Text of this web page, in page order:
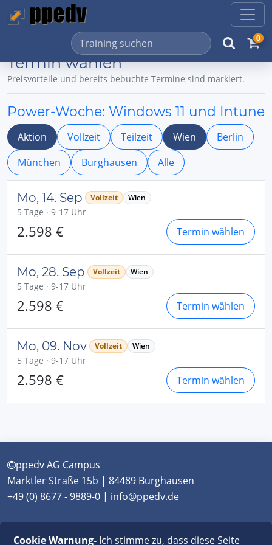
0
Termin wählen
Preisvorteile und bereits bebuchte Termine sind markiert.
Power-Woche: Windows 11 und Intune
Aktion Vollzeit Teilzeit Wien
Berlin
München
Burghausen Alle
Mo, 14. Sep Vollzeit Wien
5 Tage · 9-17 Uhr
2.598 € Termin wählen
Mo, 28. Sep Vollzeit Wien
5 Tage · 9-17 Uhr
2.598 € Termin wählen
Mo, 09. Nov Vollzeit Wien
5 Tage · 9-17 Uhr
2.598 € Termin wählen
ppedv AG Campus
Marktler Straße 15b | 84489 Burghausen
+49 (0) 8677 - 9889-0 | info@ppedv.de
Cookie Warnung-Ich stimme zu, dass diese Seite